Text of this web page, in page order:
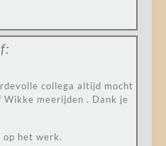
collega altijd mocht
meerijden . Dank je
op het werk.